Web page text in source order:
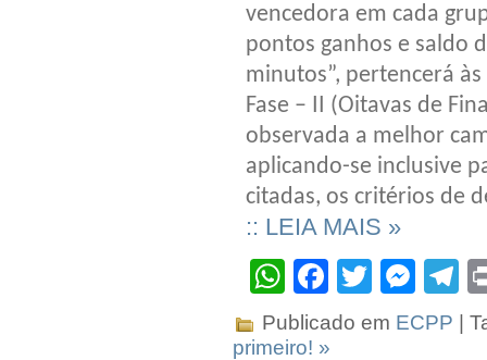
vencedora em cada
pontos ganhos e saldo
minutos”, pertencerá
Fase – II (Oitavas de
observada a melhor
aplicando-se inclusive
citadas, os critérios de
:: LEIA MAIS »
WhatsApp
Facebook
Twitter
Publicado em ECPP |
primeiro! »